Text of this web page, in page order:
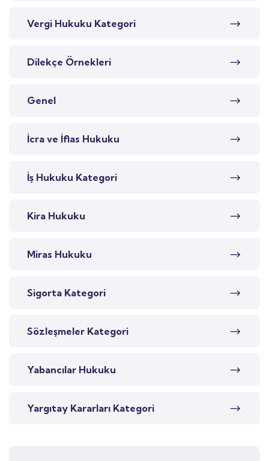
Vergi Hukuku Kategori
Dilekçe Örnekleri
Genel
İcra ve İflas Hukuku
İş Hukuku Kategori
Kira Hukuku
Miras Hukuku
Sigorta Kategori
Sözleşmeler Kategori
Yabancılar Hukuku
Yargıtay Kararları Kategori